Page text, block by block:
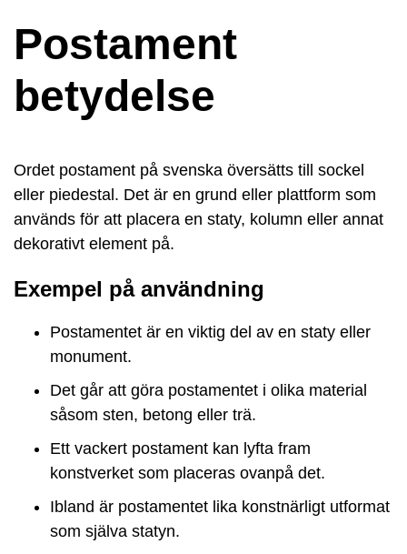
Postament
betydelse
Ordet postament på svenska översätts till sockel
eller piedestal. Det är en grund eller plattform som
används för att placera en staty, kolumn eller annat
dekorativt element på.
Exempel på användning
Postamentet är en viktig del av en staty eller
monument.
Det går att göra postamentet i olika material
såsom sten, betong eller trä.
Ett vackert postament kan lyfta fram
konstverket som placeras ovanpå det.
Ibland är postamentet lika konstnärligt utformat
som själva statyn.